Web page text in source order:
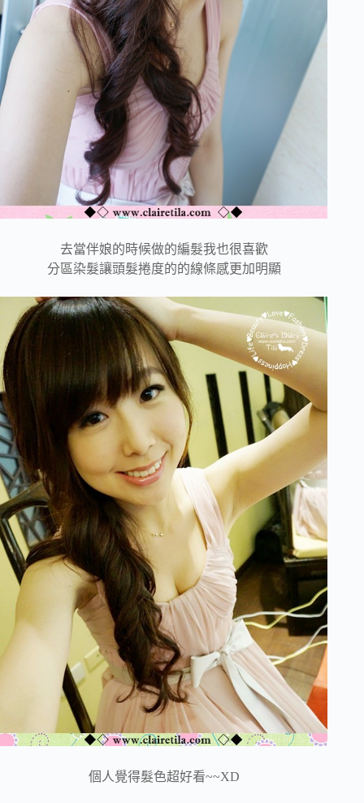
去當伴娘的時候做的編髮我也很喜歡
分區染髮讓頭髮捲度的的線條感更加明顯
個人覺得髮色超好看~~XD